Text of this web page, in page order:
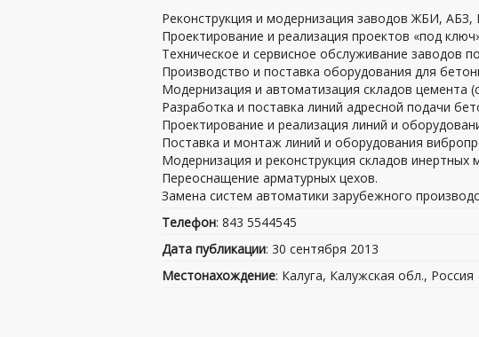
Реконструкция и модернизация заводов ЖБИ,
Проектирование и реализация проектов «под
Техническое и сервисное обслуживание заводов
Производство и поставка оборудования для
Модернизация и автоматизация складов цемента
Разработка и поставка линий адресной подачи
Проектирование и реализация линий и
Поставка и монтаж линий и оборудования
Модернизация и реконструкция складов инертных
Переоснащение арматурных цехов.
Замена систем автоматики зарубежного
Телефон: 843 5544545
Дата публикации: 30 сентября 2013
Местонахождение: Калуга, Калужская обл., Россия